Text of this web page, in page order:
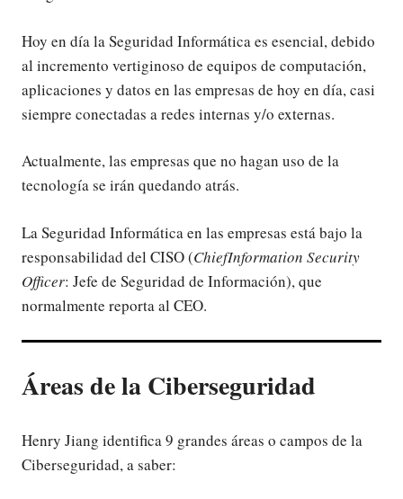
Hoy en día la Seguridad Informática es esencial, debido
al incremento vertiginoso de equipos de computación,
aplicaciones y datos en las empresas de hoy en día, casi
siempre conectadas a redes internas y/o externas.
Actualmente, las empresas que no hagan uso de la
tecnología se irán quedando atrás.
La Seguridad Informática en las empresas está bajo la
responsabilidad del CISO (ChiefInformation Security
Officer: Jefe de Seguridad de Información), que
normalmente reporta al CEO.
Áreas de la Ciberseguridad
Henry Jiang identifica 9 grandes áreas o campos de la
Ciberseguridad, a saber: